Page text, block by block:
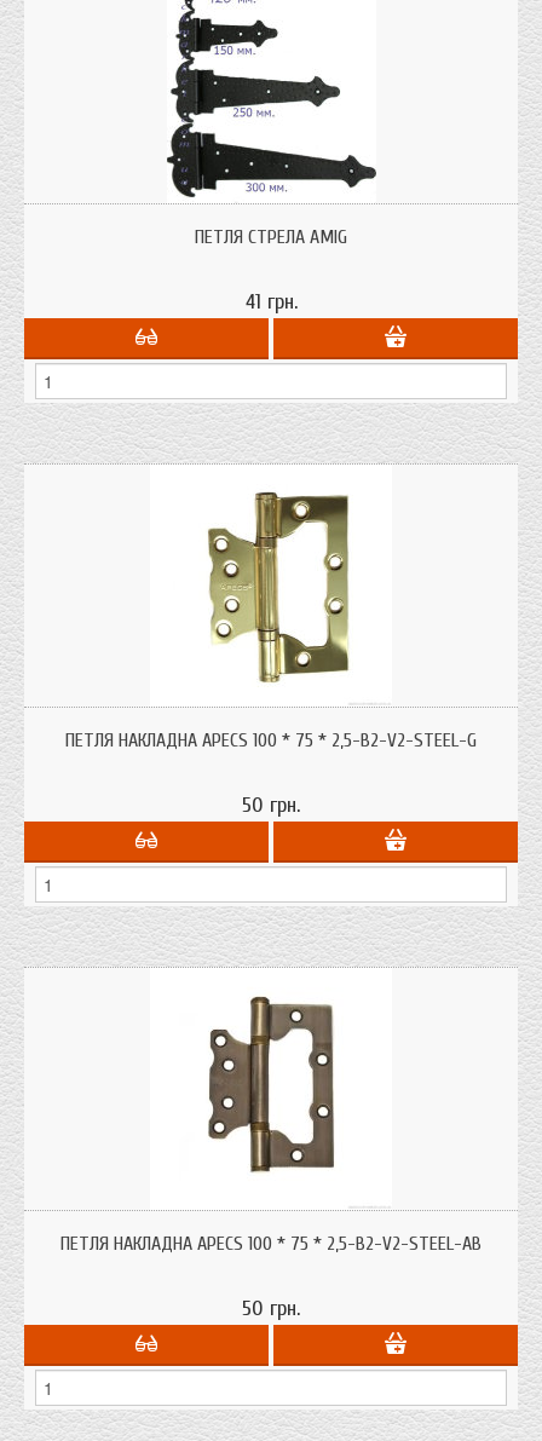
ПЕТЛЯ СТРЕЛА AMIG
41 грн.
ПЕТЛЯ НАКЛАДНА APECS 100 * 75 * 2,5-B2-V2-STEEL-G
50 грн.
ПЕТЛЯ НАКЛАДНА APECS 100 * 75 * 2,5-B2-V2-STEEL-AB
50 грн.